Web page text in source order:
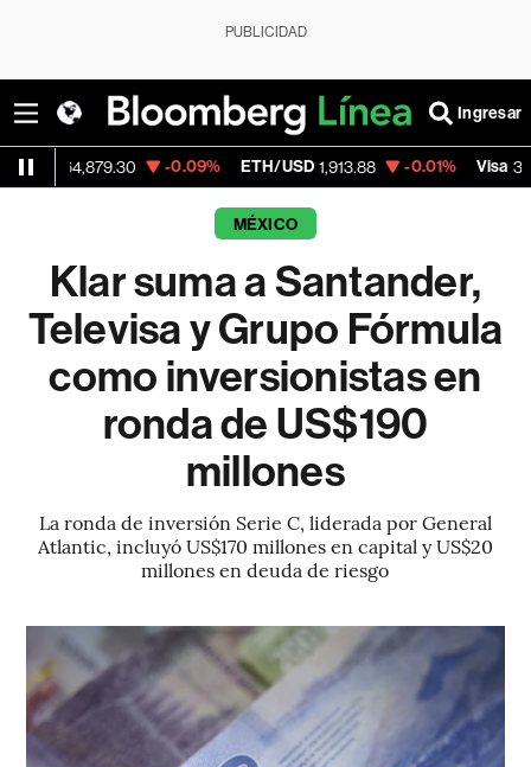
PUBLICIDAD
Ingresar
-0.09% ETH/USD 1,913.88 -0.01% Visa 362.50 -
MÉXICO
Klar suma a Santander,
Televisa y Grupo Fórmula
como inversionistas en
ronda de US$190
millones
La ronda de inversión Serie C, liderada por General
Atlantic, incluyó US$170 millones en capital y US$20
millones en deuda de riesgo